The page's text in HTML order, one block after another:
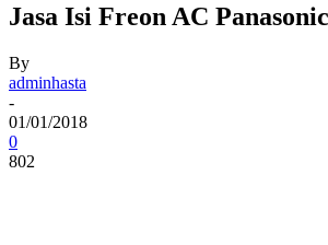
Jasa Isi Freon AC
By
adminhasta
-
01/01/2018
0
802